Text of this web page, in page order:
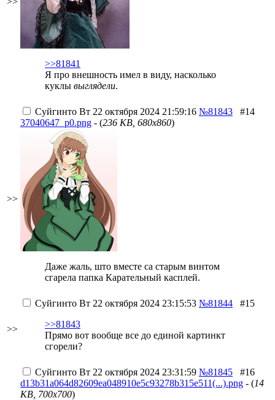
>>81841
Я про внешность имел в виду, насколько
куклы выглядели.
>>
Суйгинто Вт 22 октября 2024 21:59:16 №81843
#14
37040647_p0.png - (236 KB, 680x860)
Даже жаль, што вместе са старым винтом
сгарела папка Карательный касплей.
>>
Суйгинто Вт 22 октября 2024 23:15:53 №81844
#15
>>81843
Прямо вот вообще все до единой картинкт
сгорели?
Суйгинто Вт 22 октября 2024 23:31:59 №81845
#16
d13b31a064d82609ea048910e5c93278b315e511(...).png - (14
KB, 700x700)